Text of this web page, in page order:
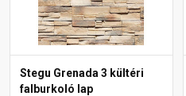
Stegu Grenada 3 kültéri
falburkoló lap